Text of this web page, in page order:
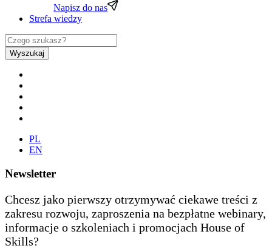
Napisz do nas
Strefa wiedzy
Wyszukaj
PL
EN
Newsletter
Chcesz jako pierwszy otrzymywać ciekawe treści z
zakresu rozwoju, zaproszenia na bezpłatne webinary,
informacje o szkoleniach i promocjach House of
Skills?